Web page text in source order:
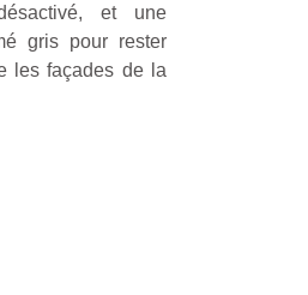
et une
gris pour rester
les façades de la